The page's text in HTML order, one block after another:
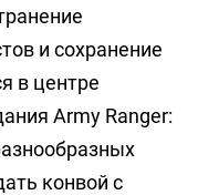
и сохранение
в центре
Army Ranger:
конвой с